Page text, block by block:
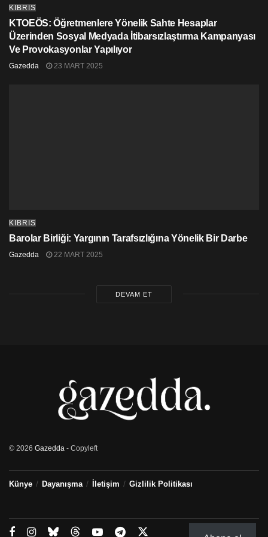
Kavala hakkında 5 Şubat’ta Türkiye’de yapılan son
duruşmada İstanbul 36. Ağır Ceza
Mahkemesi “anayasal düzeni ortadan kaldırmaya
teşebbüs” ve “siyasal ve askeri casusluk” suçlamalrıyla
açılan davanın Gezi davasıyla birleştirilmesine karar
vermişti.
KIBRIS
KTOEÖS: Öğretmenlere Yönelik Sahte Hesaplar
Üzerinden Sosyal Medyada İtibarsızlaştırma Kampanyası
Ve Provokasyonlar Yapılıyor
Gazedda 23 MART 2025
KIBRIS
Barolar Birliği: Yargının Tarafsızlığına Yönelik Bir Darbe
Gazedda 22 MART 2025
DEVAM ET
© 2026 Gazedda - Copyleft
Künye Dayanışma İletişim Gizlilik Politikası